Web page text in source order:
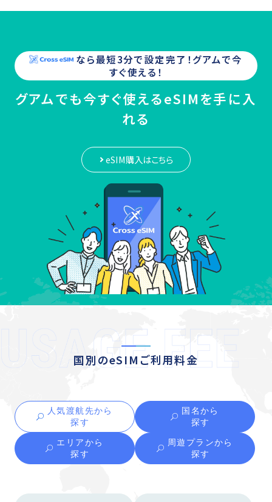
なら最短3分で設定完了！グアムで今
すぐ使える！
グアムでも今すぐ使えるeSIMを手に入
れる
eSIM購入はこちら
国別のeSIMご利用料金
人気渡航先から
探す
国名から
探す
エリアから
探す
周遊プランから
探す